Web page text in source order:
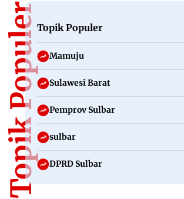
Topik PopulerTopik Populer
Mamuju
Sulawesi Barat
Pemprov Sulbar
sulbar
DPRD Sulbar